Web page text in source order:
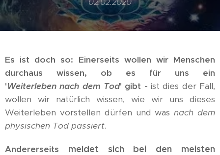
02.02.2020
Es ist doch so: Einerseits wollen wir Menschen
durchaus wissen, ob es für uns ein
'Weiterleben nach dem Tod' gibt -ist dies der Fall,
wollen wir natürlich wissen, wie wir uns dieses
Weiterleben vorstellen dürfen und wasnach dem
physischen Tod passiert.
Andererseits
meldet sich bei den meisten